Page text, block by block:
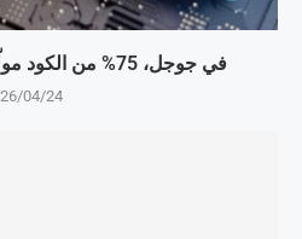
في جوجل، 75% من الكود مولّد بالذكاء الاصطناعي
26/04/24